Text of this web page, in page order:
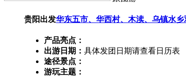
贵阳出发华东五市、华西村、木渎、乌镇水
产品亮点：
出游日期： 具体发团日期请查看日历表
途径景点：
游玩主题：